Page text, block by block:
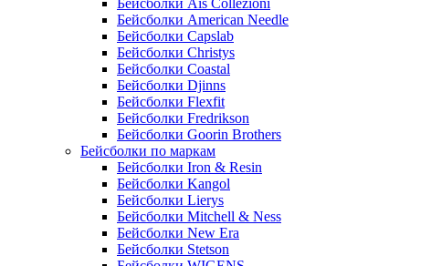
Бейсболки Ais Collezioni
Бейсболки American Needle
Бейсболки Capslab
Бейсболки Christys
Бейсболки Coastal
Бейсболки Djinns
Бейсболки Flexfit
Бейсболки Fredrikson
Бейсболки Goorin Brothers
Бейсболки по маркам
Бейсболки Iron & Resin
Бейсболки Kangol
Бейсболки Lierys
Бейсболки Mitchell & Ness
Бейсболки New Era
Бейсболки Stetson